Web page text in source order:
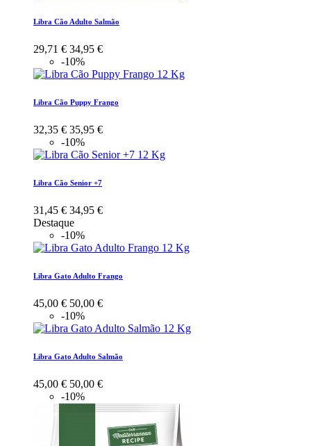
Libra Cão Adulto Salmão
29,71 € 34,95 €
-10%
Libra Cão Puppy Frango
32,35 € 35,95 €
-10%
Libra Cão Senior +7
31,45 € 34,95 €
Destaque
-10%
Libra Gato Adulto Frango
45,00 € 50,00 €
-10%
Libra Gato Adulto Salmão
45,00 € 50,00 €
-10%